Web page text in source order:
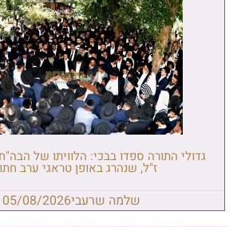
גדולי התורה ספדו בבכי: הלוויתו של
ז"ל, שנהרג באופן טראגי ערב
שלמה שרעבי05/08/2026